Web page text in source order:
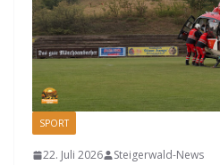
SPORT
22. Juli 2026
Steigerwald-News